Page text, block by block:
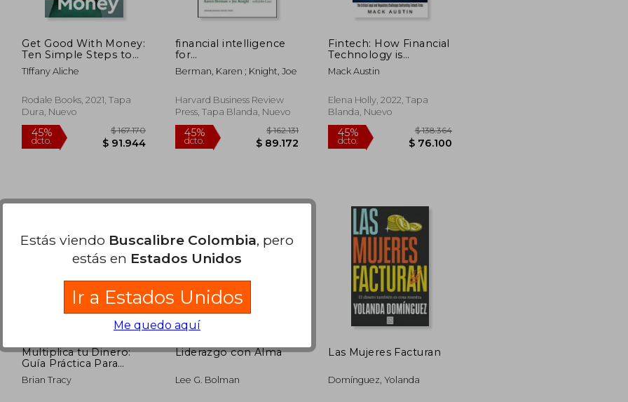
Get Good With Money:
Ten Simple Steps to
Becoming Financially
Whole (en Inglés)
TIffany Aliche
Rodale Books, 2021, Tapa
Dura, Nuevo
45%
dcto.
$ 167.170
$ 91.944
financial intelligence
for
entrepreneurs,what
you really need to
numbers (en Inglés)
Berman, Karen ; Knight, Joe
Harvard Business Review
Press, Tapa Blanda, Nuevo
45%
dcto.
$ 162.131
$ 89.172
Fintech: How Financial
Technology is
Predicted to Change
in the Major Levels
Regulatory Challenges
Confronting Fintech
Mack Austin
Elena Holly, 2022, Tapa
Blanda, Nuevo
45%
dcto.
Multiplica tu Dinero:
Guía Práctica Para
Volverse Millonario
Brian Tracy
Liderazgo con Alma
Lee G. Bolman
Las Mujeres Facturan
Domínguez, Yolanda
Estás viendo Buscalibre Colombia, pero
estás en Estados Unidos
Ir a Estados Unidos
Me quedo aquí